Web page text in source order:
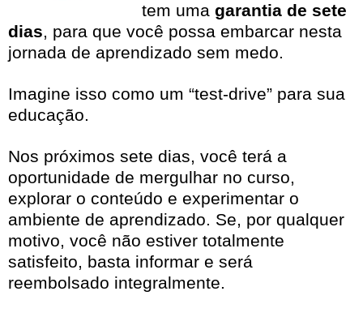
tem uma garantia de sete
dias, para que você possa embarcar nesta
jornada de aprendizado sem medo.
Imagine isso como um “test-drive” para sua
educação.
Nos próximos sete dias, você terá a
oportunidade de mergulhar no curso,
explorar o conteúdo e experimentar o
ambiente de aprendizado. Se, por qualquer
motivo, você não estiver totalmente
satisfeito, basta informar e será
reembolsado integralmente.